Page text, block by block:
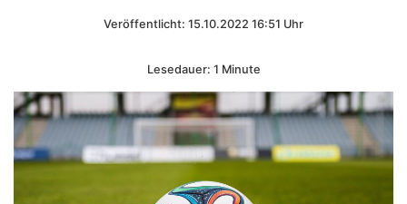
Veröffentlicht: 15.10.2022 16:51 Uhr
Lesedauer: 1 Minute